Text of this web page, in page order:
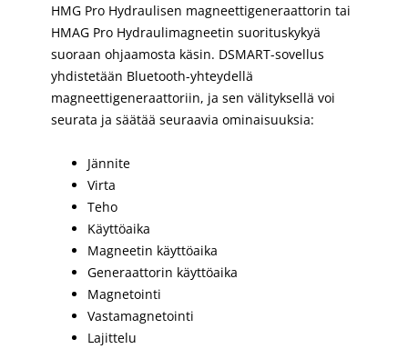
HMG Pro Hydraulisen magneettigeneraattorin tai
HMAG Pro Hydraulimagneetin suorituskykyä
suoraan ohjaamosta käsin. DSMART-sovellus
yhdistetään Bluetooth-yhteydellä
magneettigeneraattoriin, ja sen välityksellä voi
seurata ja säätää seuraavia ominaisuuksia:
Jännite
Virta
Teho
Käyttöaika
Magneetin käyttöaika
Generaattorin käyttöaika
Magnetointi
Vastamagnetointi
Lajittelu